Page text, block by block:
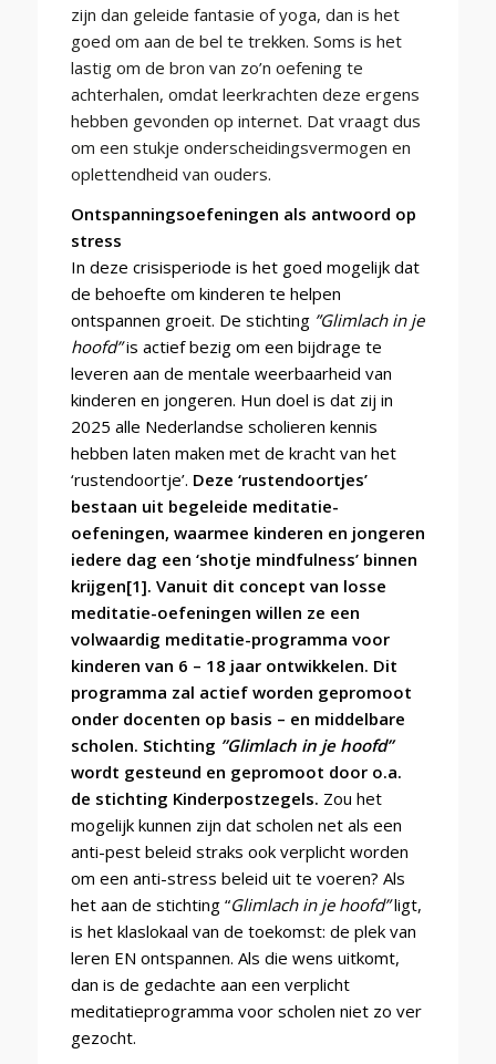
zijn dan geleide fantasie of yoga, dan is het
goed om aan de bel te trekken. Soms is het
lastig om de bron van zo’n oefening te
achterhalen, omdat leerkrachten deze ergens
hebben gevonden op internet. Dat vraagt dus
om een stukje onderscheidingsvermogen en
oplettendheid van ouders.
Ontspanningsoefeningen als antwoord op
stress
In deze crisisperiode is het goed mogelijk dat
de behoefte om kinderen te helpen
ontspannen groeit. De stichting ”Glimlach in je
hoofd”is actief bezig om een bijdrage te
leveren aan de mentale weerbaarheid van
kinderen en jongeren. Hun doel is dat zij in
2025 alle Nederlandse scholieren kennis
hebben laten maken met de kracht van het
‘rustendoortje’. Deze ‘rustendoortjes’
bestaan uit begeleide meditatie-
oefeningen, waarmee kinderen en jongeren
iedere dag een ‘shotje mindfulness’ binnen
krijgen[1]. Vanuit dit concept van losse
meditatie-oefeningen willen ze een
volwaardig meditatie-programma voor
kinderen van 6 – 18 jaar ontwikkelen. Dit
programma zal actief worden gepromoot
onder docenten op basis – en middelbare
scholen. Stichting ”Glimlach in je hoofd”
wordt gesteund en gepromoot door o.a.
de stichting Kinderpostzegels. Zou het
mogelijk kunnen zijn dat scholen net als een
anti-pest beleid straks ook verplicht worden
om een anti-stress beleid uit te voeren? Als
het aan de stichting “Glimlach in je hoofd”ligt,
is het klaslokaal van de toekomst: de plek van
leren EN ontspannen. Als die wens uitkomt,
dan is de gedachte aan een verplicht
meditatieprogramma voor scholen niet zo ver
gezocht.